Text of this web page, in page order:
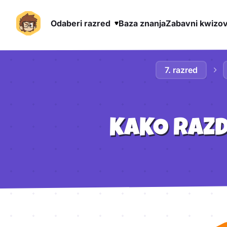
Odaberi razred Baza znanjaZabavni
7. razred
KAKO